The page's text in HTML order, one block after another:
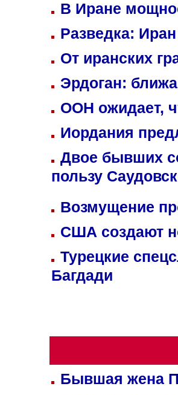
В Иране
Разведка:
От иранских
Эрдоган:
ООН ожидает,
Иордания
Двое бывших
пользу
Возмущение
США создают
Турецкие
Багдади
Бывшая жена